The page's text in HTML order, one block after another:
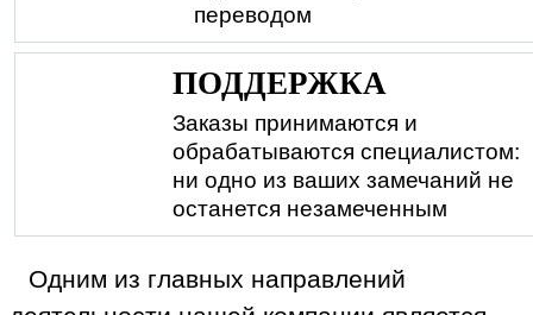
переводом
ПОДДЕРЖКА
Заказы принимаются и
обрабатываются специалистом:
ни одно из ваших замечаний не
останется незамеченным
Одним из главных направлений